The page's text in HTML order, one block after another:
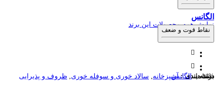
الگانس
نمایش همه محصولات این برند
نقاط قوت و ضعف
دسته بندی :آشپزخانه سالاد خوری و سوفله خوری ظروف و پذیرایی برند ها:الگانس 14%